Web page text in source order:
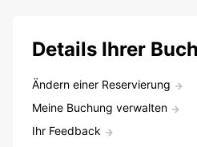
Details Ihrer
Ändern einer Reservierung
Meine Buchung verwalten
Ihr Feedback